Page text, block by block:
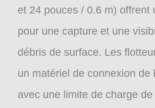
et 24 pouces / 0.6 m) offrent
pour une capture et une
débris de surface. Les
un matériel de connexion de
avec une limite de charge